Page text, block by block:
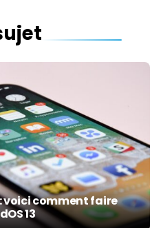
: voici comment faire
13